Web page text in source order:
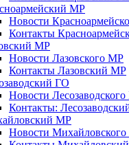
МР
Новости
Контакты
МР
Новости Лазовского МР
Контакты Лазовский МР
ГО
Новости
Контакты:
МР
Новости